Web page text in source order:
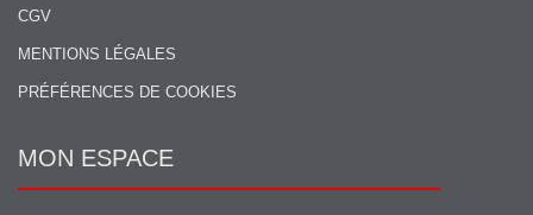
CGV
MENTIONS LÉGALES
PRÉFÉRENCES DE COOKIES
MON ESPACE